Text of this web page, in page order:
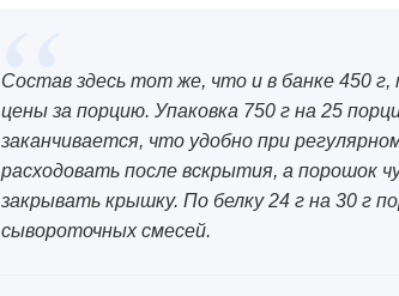
Состав здесь тот же, что и в банке 450
цены за порцию. Упаковка 750 г на 25
заканчивается, что удобно при
расходовать после вскрытия, а порошок
закрывать крышку. По белку 24 г на 30 г
сывороточных смесей.